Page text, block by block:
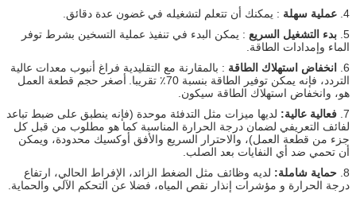
4. عملية سهلة : يمكنك أن تتعلم لتشغيله في غضون عدة دقائق.
5. بدء التشغيل السريع : يمكن البدء في تنفيذ عملية التسخين بشرط توفر
الماء وإمدادات الطاقة.
6.
انخفاض استهلاك الطاقة : بالمقارنة مع التقليدية فراغ أنبوب معدات عالية
التردد، فإنه يمكن توفير الطاقة بنسبة 70٪ تقريبا.
أصغر حجم قطعة العمل
هو، وانخفاض استهلاك الطاقة سيكون.
7. فعالية عالية: لديها ميزات مثل التدفئة موحدة (فإنه ينطبق على ضبط تباعد
لفائف التعريفي لضمان درجة الحرارة المناسبة كما هو مطلوب من قبل كل
جزء من قطعة العمل)، والاحترار السريع والأفق أوكسيك محدودة، ويمكن
أن تحمي ضد أي النفايات بعد الصلب.
8. حماية شاملة: لديه وظائف مثل الضغط الزائد، الإفراط الحالي، ارتفاع
درجة الحرارة و مؤشرات إنذار نقص المياه، فضلا عن التحكم الآلي والحماية.